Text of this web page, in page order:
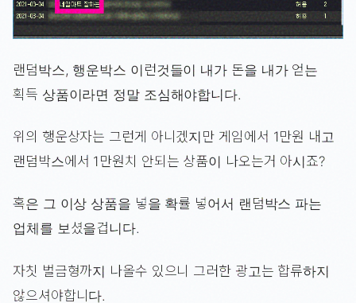
랜덤박스, 행운박스 이런것들이 내가 돈을 내가 얻는
획득 상품이라면 정말 조심해야합니다.
위의 행운상자는 그런게 아니겠지만 게임에서 1만원 내고
랜덤박스에서 1만원치 안되는 상품이 나오는거 아시죠?
혹은 그 이상 상품을 넣을 확률 넣어서 랜덤박스 파는
업체를 보셨을겁니다.
자칫 벌금형까지 나올수 있으니 그러한 광고는 합류하지
않으셔야합니다.